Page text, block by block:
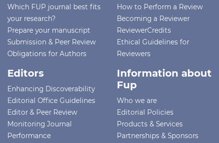
Which FUP journal best fits
your research?
Prepare your manuscript
Submission & Peer Review
Obligations for Authors
How to Perform a Review
Becoming a Reviewer
ReviewerCredits
Ethical Guidelines for
Reviewers
Editors
Enhancing Discoverability
Editorial Office Guidelines
Editor & Peer Review
Monitoring Journal
Performance
Information about
Fup
Who we are
Editorial Policies
Products & Services
Partnerships & Sponsors